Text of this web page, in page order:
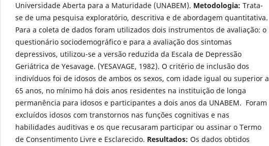
Universidade Aberta para a Maturidade (UNABEM). Metodologia: Trata-
se de uma pesquisa exploratório, descritiva e de abordagem quantitativa.
Para a coleta de dados foram utilizados dois instrumentos de avaliação: o
questionário sociodemográfico e para a avaliação dos sintomas
depressivos, utilizou-se a versão reduzida da Escala de Depressão
Geriátrica de Yesavage. (YESAVAGE, 1982). O critério de inclusão dos
indivíduos foi de idosos de ambos os sexos, com idade igual ou superior a
65 anos, no mínimo há dois anos residentes na instituição de longa
permanência para idosos e participantes a dois anos da UNABEM. Foram
excluídos idosos com transtornos nas funções cognitivas e nas
habilidades auditivas e os que recusaram participar ou assinar o Termo
de Consentimento Livre e Esclarecido. Resultados: Os dados obtidos